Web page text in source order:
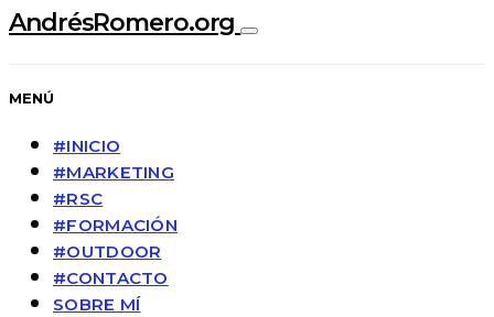
AndrésRomero.org
MENÚ
#INICIO
#MARKETING
#RSC
#FORMACIÓN
#OUTDOOR
#CONTACTO
SOBRE MÍ